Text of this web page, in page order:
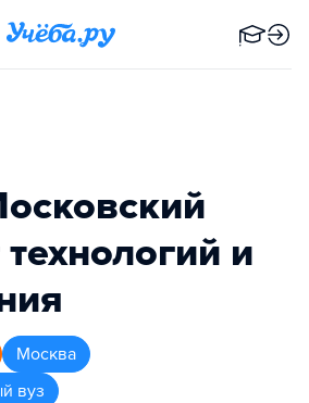
технологий и
Москва
вуз